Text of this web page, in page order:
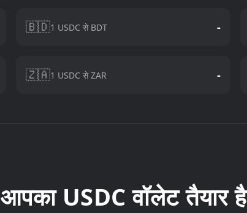
🇧🇩1 USDC से BDT -
🇿🇦1 USDC से ZAR -
आपका USDC वॉलेट तैयार है